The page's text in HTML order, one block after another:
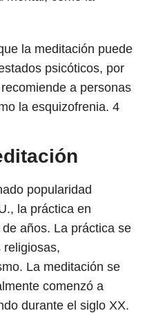
la meditación puede
psicóticos, por
a personas
la esquizofrenia. 4
popularidad
la práctica en
años. La práctica se
religiosas,
La meditación se
comenzó a
durante el siglo XX.